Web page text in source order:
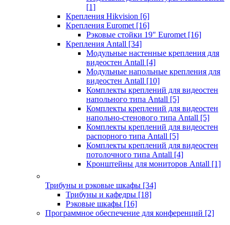
[1]
Крепления Hikvision [6]
Крепления Euromet [16]
Рэковые стойки 19" Euromet [16]
Крепления Antall [34]
Модульные настенные крепления для
видеостен Antall [4]
Модульные напольные крепления для
видеостен Antall [10]
Комплекты креплений для видеостен
напольного типа Antall [5]
Комплекты креплений для видеостен
напольно-стенового типа Antall [5]
Комплекты креплений для видеостен
распорного типа Antall [5]
Комплекты креплений для видеостен
потолочного типа Antall [4]
Кронштейны для мониторов Antall [1]
Трибуны и рэковые шкафы [34]
Трибуны и кафедры [18]
Рэковые шкафы [16]
Программное обеспечение для конференций [2]